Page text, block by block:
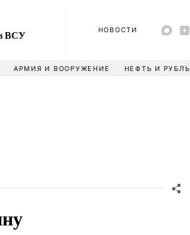
ВСУ НОВОСТИ
АРМИЯ И ВООРУЖЕНИЕ НЕФТЬ И РУБЛЬ